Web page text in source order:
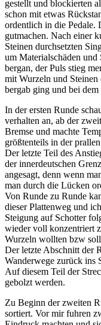
gestellt und blockierten
schon mit etwas
ordentlich in die Pedale.
gutmachen. Nach einer
Steinen durchsetzten
um Materialschäden
bergan, der Puls stieg
mit Wurzeln und
bergab ging und bei
In der ersten Runde
verhalten an, ab der
Bremse und machte
größtenteils in der
Der letzte Teil des
der innerdeutschen
angesagt, denn wenn
man durch die Lücken
Von Runde zu Runde
dieser Plattenweg und
Steigung auf Schotter
wieder voll konzentriert
Wurzeln wollten bzw
Der letzte Abschnitt der
Wanderwege zurück ins
Auf diesem Teil der
gebolzt werden.
Zu Beginn der zweiten
sortiert. Vor mir fuhren